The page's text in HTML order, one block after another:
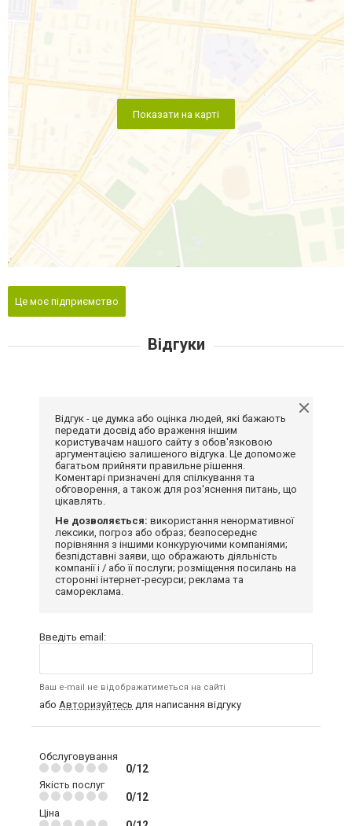
Показати на карті
Це моє підприємство
Відгуки
Відгук - це думка або оцінка людей, які бажають
передати досвід або враження іншим
користувачам нашого сайту з обов'язковою
аргументацією залишеного відгука. Це допоможе
багатьом прийняти правильне рішення.
Коментарі призначені для спілкування та
обговорення, а також для роз'яснення питань, що
цікавлять.
Не дозволяється: використання ненормативної
лексики, погроз або образ; безпосереднє
порівняння з іншими конкуруючими компаніями;
безпідставні заяви, що ображають діяльність
компанії і / або її послуги; розміщення посилань на
сторонні інтернет-ресурси; реклама та
самореклама.
Введіть email:
Ваш e-mail не відображатиметься на сайті
або Авторизуйтесь для написання відгуку
Обслуговування
0/12
Якість послуг
0/12
Ціна